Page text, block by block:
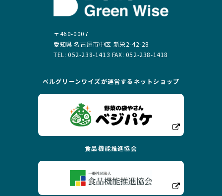
〒460-0007
愛知県 名古屋市中区 新栄2-42-28
TEL: 052-238-1413 FAX: 052-238-1418
ベルグリーンワイズが運営する ネットショップ
食品機能推進協会